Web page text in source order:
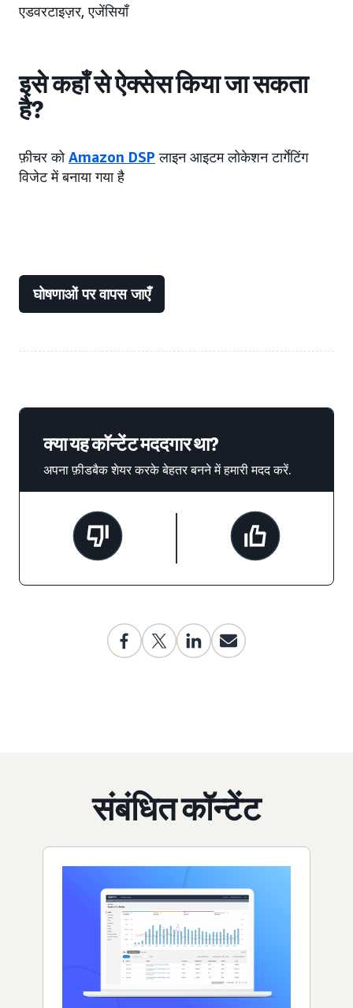
एडवरटाइज़र, एजेंसियाँ
इसे कहाँ से ऐक्सेस किया जा सकता
है?
फ़ीचर कोAmazon DSP लाइन आइटम लोकेशन टार्गेटिंग
विजेट में बनाया गया है
घोषणाओं पर वापस जाएँ
क्या यह कॉन्टेंट मददगार था?
अपना फ़ीडबैक शेयर करके बेहतर बनने में हमारी मदद करें.
संबंधित कॉन्टेंट